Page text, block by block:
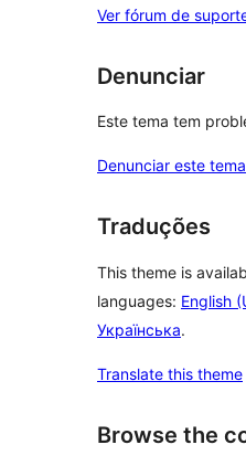
Ver fórum de
Denunciar
Este tema tem
Denunciar este tema
Traduções
This theme is
languages: English
Українська.
Translate this theme
Browse the